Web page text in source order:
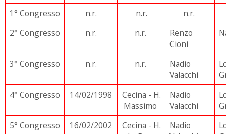
1° Congresso
n.r. n.r.
n.r.
2° Congresso
n.r. n.r.
Renzo
Cioni
3° Congresso n.r. n.r.
Nadio
Valacchi
4° Congresso
14/02/1998
Cecina - H.
Massimo
Nadio
Valacchi
5° Congresso
16/02/2002
Cecina - H.
Nadio